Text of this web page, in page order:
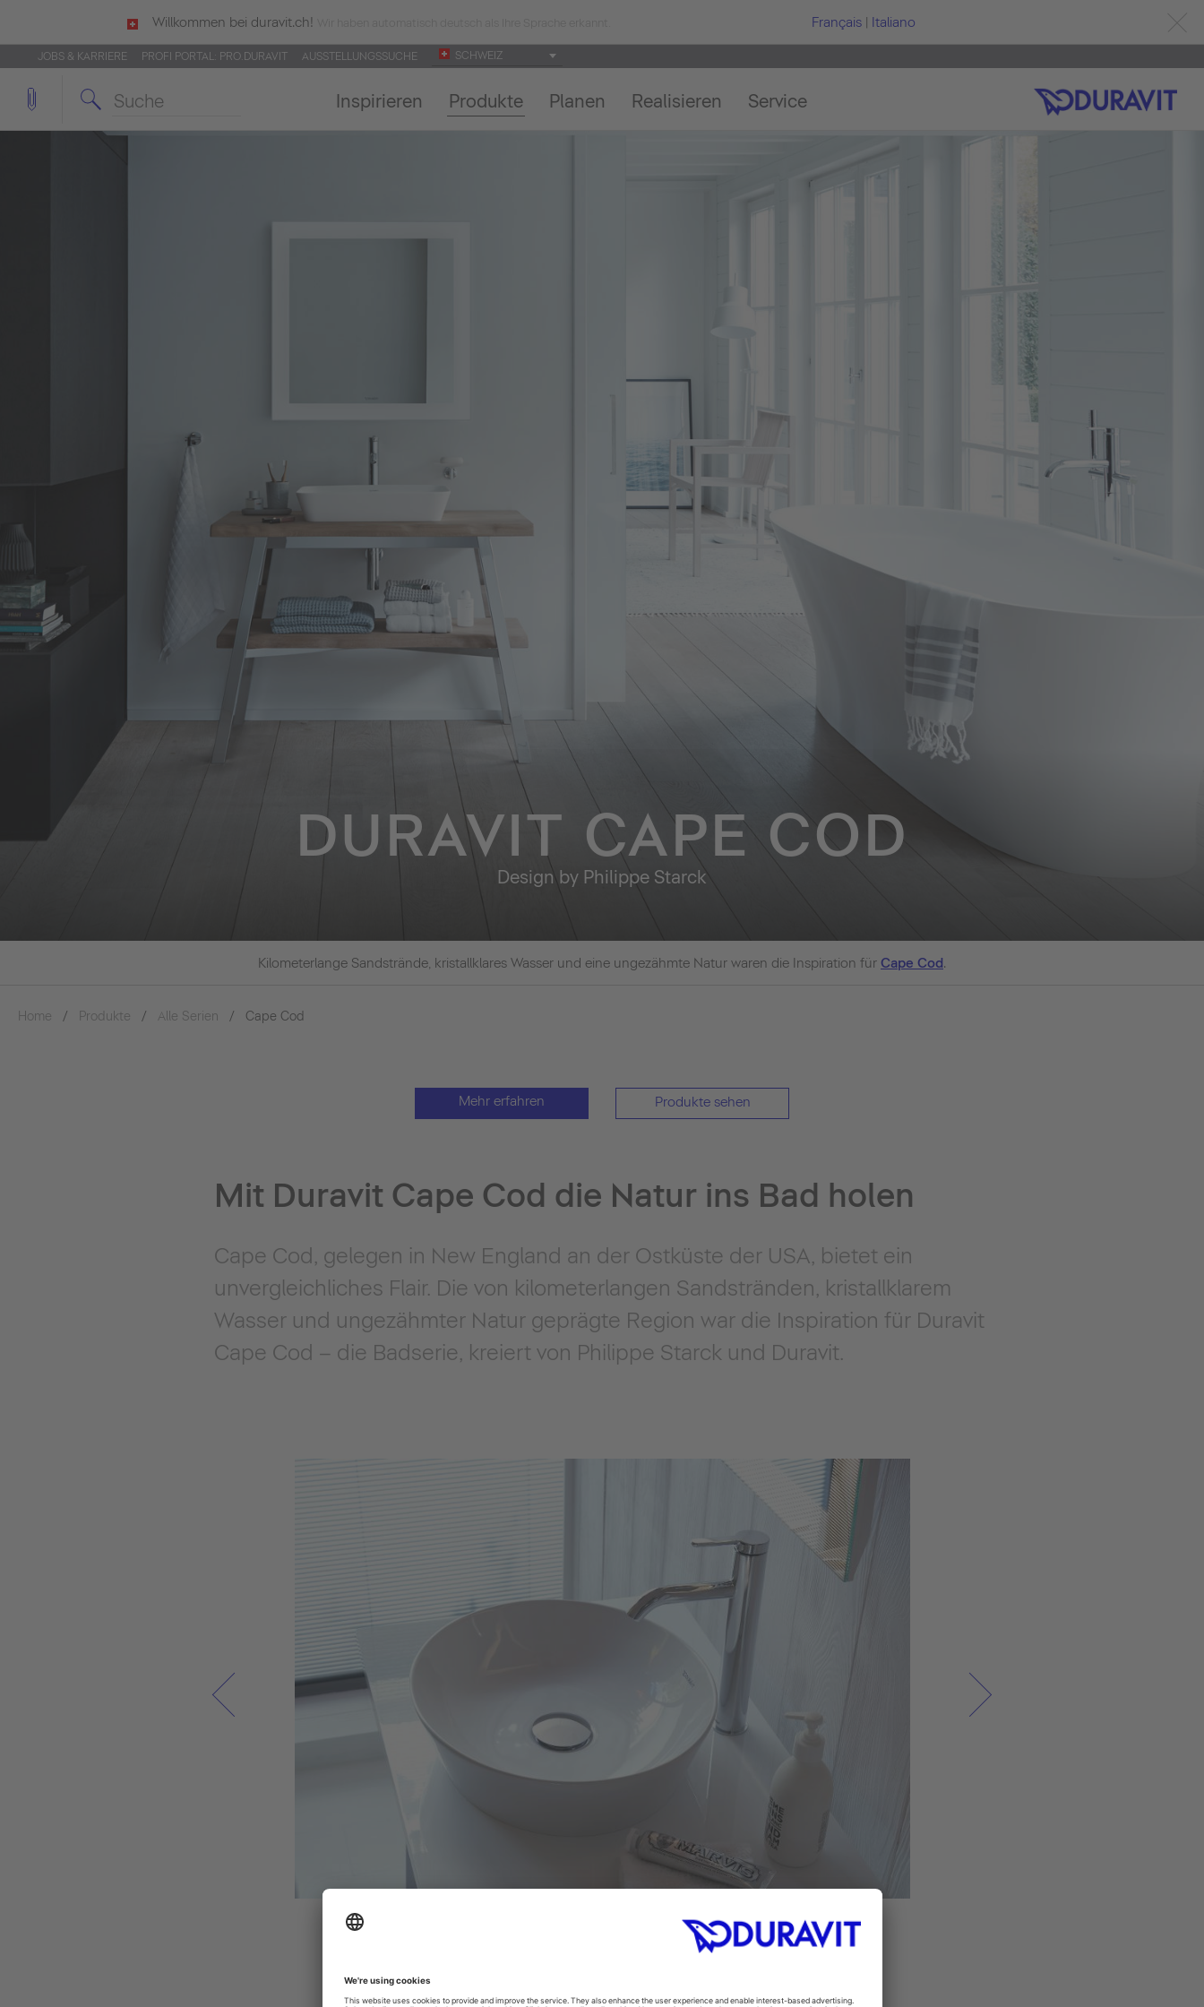
Willkommen bei duravit.ch! Français | Italiano
JOBS & KARRIERE PROFI PORTAL: PRO.DURAVIT AUSSTELLUNGSSUCHE SCHWEIZ
Inspirieren Produkte Planen Realisieren Service
DURAVIT CAPE COD
Design by Philippe Starck
Kilometerlange Sandstrände, kristallklares Wasser und eine ungezähmte Natur waren die Inspiration für Cape Cod.
Home Produkte Alle Serien Cape Cod
Mehr erfahren Produkte sehen
Mit Duravit Cape Cod die Natur ins Bad holen
Cape Cod, gelegen in New England an der Ostküste der USA, bietet ein
unvergleichliches Flair. Die von kilometerlangen Sandstränden, kristallklarem
Wasser und ungezähmter Natur geprägte Region war die Inspiration für Duravit
Cape Cod – die Badserie, kreiert von Philippe Starck und Duravit.